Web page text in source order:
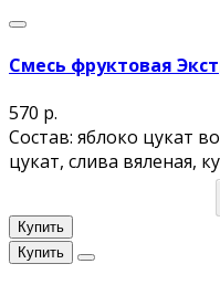
Смесь фруктовая
570 р.
Состав: яблоко цукат
цукат, слива вяленая,
Купить
Купить